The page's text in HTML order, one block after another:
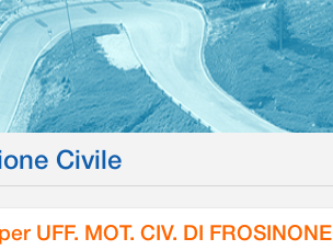
Civile
UFF. MOT. CIV. DI FROSINONE